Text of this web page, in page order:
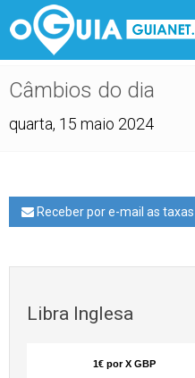
Câmbios do dia
quarta, 15 maio 2024
Receber por e-mail as taxas
Libra Inglesa
1€ por X GBP